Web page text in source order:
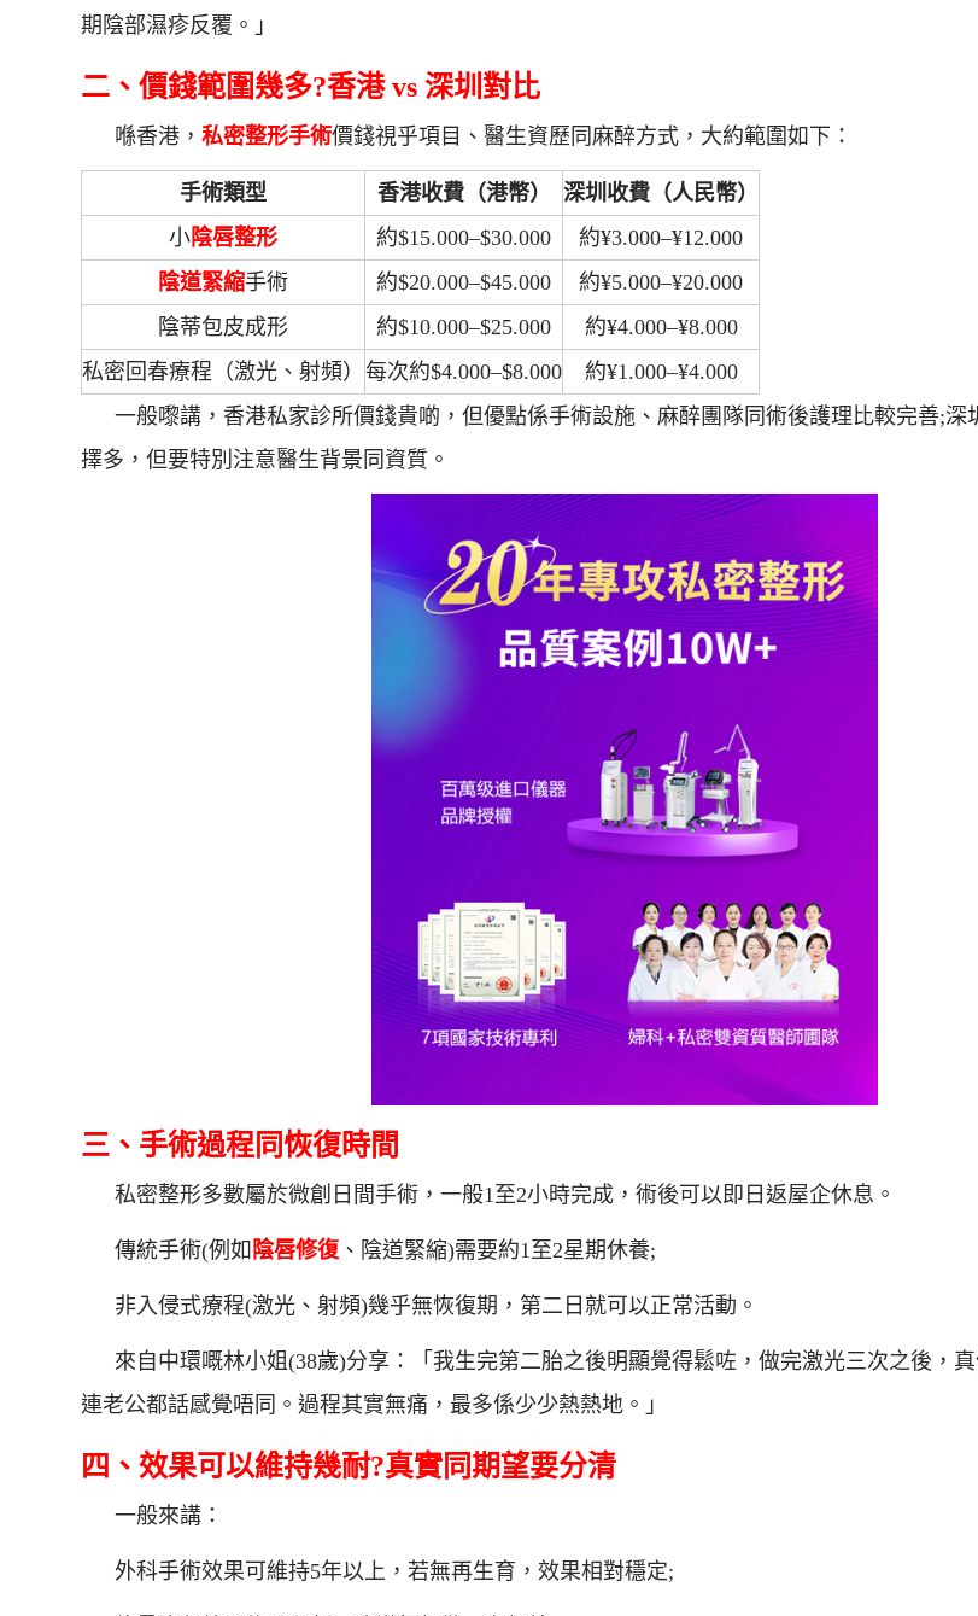
期陰部濕疹反覆。」
二、價錢範圍幾多?香港 vs 深圳對比
喺香港，私密整形手術價錢視乎項目、醫生資歷同麻醉方式，大約範圍如下：
手術類型 香港收費（港幣）
深圳收費（人民幣）
小陰唇整形 約$15.000–$30.000
約¥3.000–¥12.000
陰道緊縮手術 約$20.000–$45.000
約¥5.000–¥20.000
陰蒂包皮成形
約$10.000–$25.000
約¥4.000–¥8.000
私密回春療程（激光、射頻） 每次約$4.000–$8.000
約¥1.000–¥4.000
一般嚟講，香港私家診所價錢貴啲，但優點係手術設施、麻醉團隊同術後護理比較完善;深
擇多，但要特別注意醫生背景同資質。
三、手術過程同恢復時間
私密整形多數屬於微創日間手術，一般1至2小時完成，術後可以即日返屋企休息。
傳統手術(例如 陰唇修復 、陰道緊縮)需要約1至2星期休養;
非入侵式療程(激光、射頻)幾乎無恢復期，第二日就可以正常活動。
來自中環嘅林小姐(38歲)分享：「我生完第二胎之後明顯覺得鬆咗，做完激光三次之後，真
連老公都話感覺唔同。過程其實無痛，最多係少少熱熱地。」
四、效果可以維持幾耐?真實同期望要分清
一般來講：
外科手術效果可維持5年以上，若無再生育，效果相對穩定;